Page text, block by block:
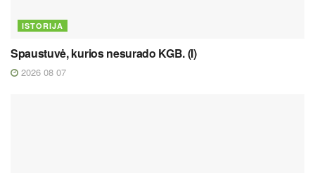
ISTORIJA
Spaustuvė, kurios nesurado KGB. (I)
2026 08 07